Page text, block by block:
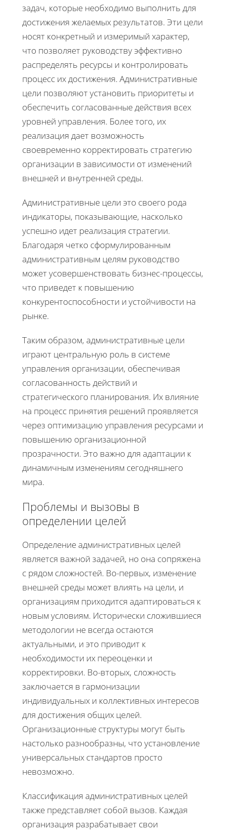
задач, которые необходимо выполнить для
достижения желаемых результатов. Эти цели
носят конкретный и измеримый характер,
что позволяет руководству эффективно
распределять ресурсы и контролировать
процесс их достижения. Административные
цели позволяют установить приоритеты и
обеспечить согласованные действия всех
уровней управления. Более того, их
реализация дает возможность
своевременно корректировать стратегию
организации в зависимости от изменений
внешней и внутренней среды.
Административные цели это своего рода
индикаторы, показывающие, насколько
успешно идет реализация стратегии.
Благодаря четко сформулированным
административным целям руководство
может усовершенствовать бизнес-процессы,
что приведет к повышению
конкурентоспособности и устойчивости на
рынке.
Таким образом, административные цели
играют центральную роль в системе
управления организации, обеспечивая
согласованность действий и
стратегического планирования. Их влияние
на процесс принятия решений проявляется
через оптимизацию управления ресурсами и
повышению организационной
прозрачности. Это важно для адаптации к
динамичным изменениям сегодняшнего
мира.
Проблемы и вызовы в
определении целей
Определение административных целей
является важной задачей, но она сопряжена
с рядом сложностей. Во-первых, изменение
внешней среды может влиять на цели, и
организациям приходится адаптироваться к
новым условиям. Исторически сложившиеся
методологии не всегда остаются
актуальными, и это приводит к
необходимости их переоценки и
корректировки. Во-вторых, сложность
заключается в гармонизации
индивидуальных и коллективных интересов
для достижения общих целей.
Организационные структуры могут быть
настолько разнообразны, что установление
универсальных стандартов просто
невозможно.
Классификация административных целей
также представляет собой вызов. Каждая
организация разрабатывает свои